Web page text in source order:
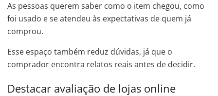
As pessoas querem saber como o item chegou, como
foi usado e se atendeu às expectativas de quem já
comprou.
Esse espaço também reduz dúvidas, já que o
comprador encontra relatos reais antes de decidir.
Destacar avaliação de lojas online